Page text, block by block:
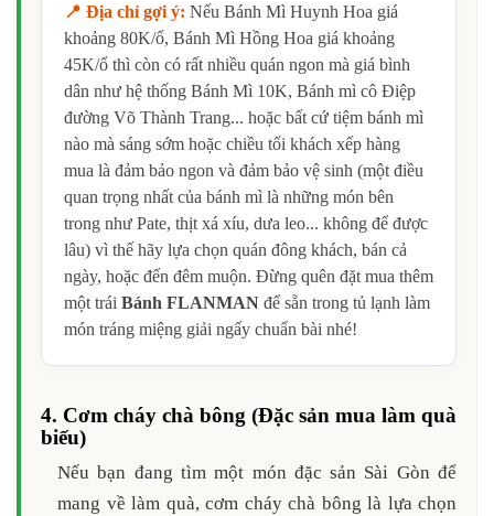
📍 Địa chỉ gợi ý: Nếu Bánh Mì Huynh Hoa giá
khoảng 80K/ổ, Bánh Mì Hồng Hoa giá khoảng
45K/ổ thì còn có rất nhiều quán ngon mà giá bình
dân như hệ thống Bánh Mì 10K, Bánh mì cô Điệp
đường Võ Thành Trang... hoặc bất cứ tiệm bánh mì
nào mà sáng sớm hoặc chiều tối khách xếp hàng
mua là đảm bảo ngon và đảm bảo vệ sinh (một điều
quan trọng nhất của bánh mì là những món bên
trong như Pate, thịt xá xíu, dưa leo... không để được
lâu) vì thế hãy lựa chọn quán đông khách, bán cả
ngày, hoặc đến đêm muộn. Đừng quên đặt mua thêm
một trái Bánh FLANMAN để sẵn trong tủ lạnh làm
món tráng miệng giải ngấy chuẩn bài nhé!
4. Cơm cháy chà bông (Đặc sản mua làm quà
biếu)
Nếu bạn đang tìm một món đặc sản Sài Gòn để
mang về làm quà, cơm cháy chà bông là lựa chọn